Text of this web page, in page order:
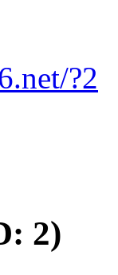
?2
2)